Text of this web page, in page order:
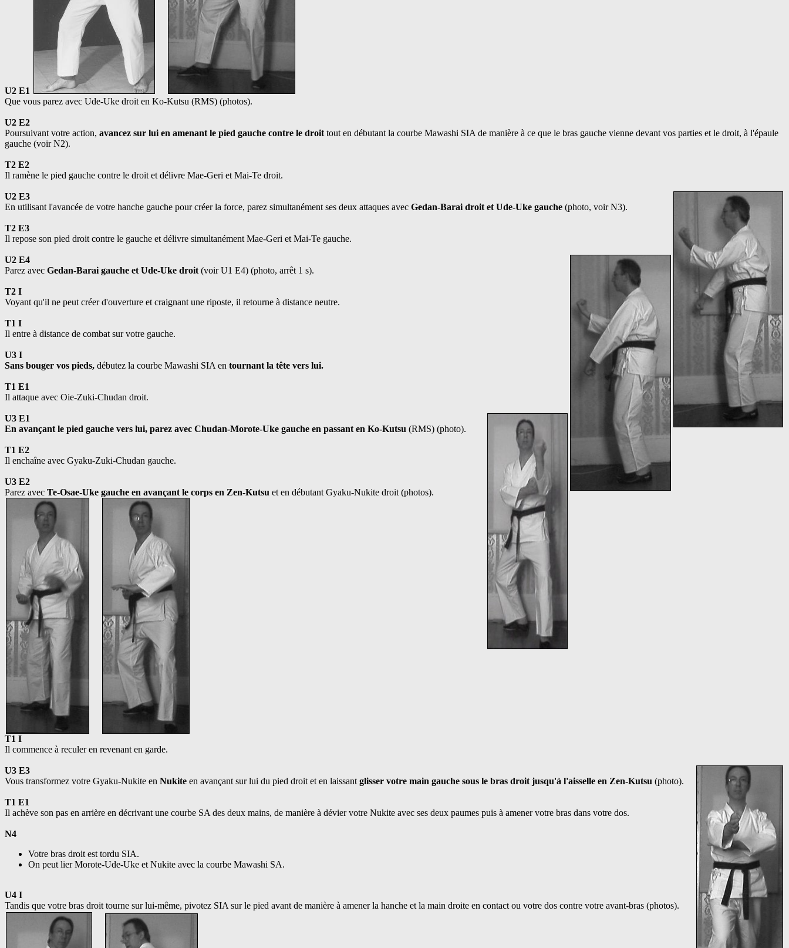
U2 E1
Que vous parez avec Ude-Uke droit en Ko-Kutsu (RMS) (photos).
U2 E2
Poursuivant votre action, avancez sur lui en amenant le pied gauche contre le droit tout en débutant la courbe Mawashi SIA de manière à ce que le bras gauche vienne devant vos parties et le droit, à l'épaule
gauche (voir N2).
T2 E2
Il ramène le pied gauche contre le droit et délivre Mae-Geri et Mai-Te droit.
U2 E3
En utilisant l'avancée de votre hanche gauche pour créer la force, parez simultanément ses deux attaques avec Gedan-Barai droit et Ude-Uke gauche (photo, voir N3).
T2 E3
Il repose son pied droit contre le gauche et délivre simultanément Mae-Geri et Mai-Te gauche.
U2 E4
Parez avec Gedan-Barai gauche et Ude-Uke droit (voir U1 E4) (photo, arrêt 1 s).
T2 I
Voyant qu'il ne peut créer d'ouverture et craignant une riposte, il retourne à distance neutre.
T1 I
Il entre à distance de combat sur votre gauche.
U3 I
Sans bouger vos pieds, débutez la courbe Mawashi SIA en tournant la tête vers lui.
T1 E1
Il attaque avec Oie-Zuki-Chudan droit.
U3 E1
En avançant le pied gauche vers lui, parez avec Chudan-Morote-Uke gauche en passant en Ko-Kutsu (RMS) (photo).
T1 E2
Il enchaîne avec Gyaku-Zuki-Chudan gauche.
U3 E2
Parez avec Te-Osae-Uke gauche en avançant le corps en Zen-Kutsu et en débutant Gyaku-Nukite droit (photos).
T1 I
Il commence à reculer en revenant en garde.
U3 E3
Vous transformez votre Gyaku-Nukite en Nukite en avançant sur lui du pied droit et en laissant glisser votre main gauche sous le bras droit jusqu'à l'aisselle en Zen-Kutsu (photo).
T1 E1
Il achève son pas en arrière en décrivant une courbe SA des deux mains, de manière à dévier votre Nukite avec ses deux paumes puis à amener votre bras dans votre dos.
N4
Votre bras droit est tordu SIA.
On peut lier Morote-Ude-Uke et Nukite avec la courbe Mawashi SA.
U4 I
Tandis que votre bras droit tourne sur lui-même, pivotez SIA sur le pied avant de manière à amener la hanche et la main droite en contact ou votre dos contre votre avant-bras (photos).